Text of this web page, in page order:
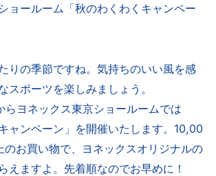
ョールーム「秋のわくわくキャンペー
りの季節ですね。気持ちのいい風を感
スポーツを楽しみましょう。
らヨネックス東京ショールームでは
ャンペーン」を開催いたします。 10,00
のお買い物で、ヨネックスオリジナルの
えますよ。先着順なのでお早めに！